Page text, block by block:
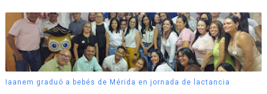
Iaanem graduó a bebés de Mérida en jornada de lactancia